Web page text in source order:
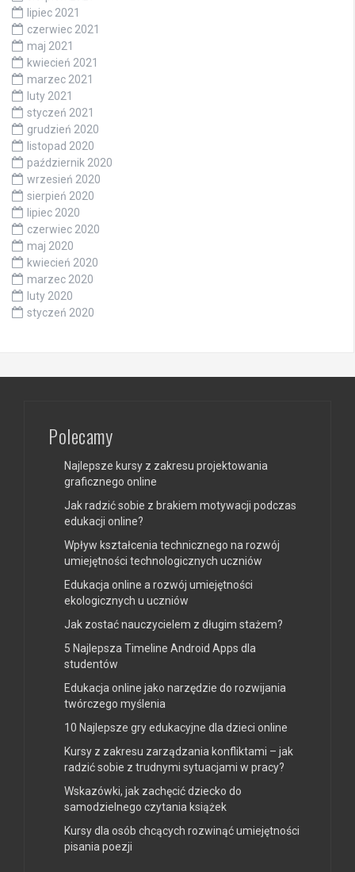
lipiec 2021
czerwiec 2021
maj 2021
kwiecień 2021
marzec 2021
luty 2021
styczeń 2021
grudzień 2020
listopad 2020
październik 2020
wrzesień 2020
sierpień 2020
lipiec 2020
czerwiec 2020
maj 2020
kwiecień 2020
marzec 2020
luty 2020
styczeń 2020
Polecamy
Najlepsze kursy z zakresu projektowania
graficznego online
Jak radzić sobie z brakiem motywacji podczas
edukacji online?
Wpływ kształcenia technicznego na rozwój
umiejętności technologicznych uczniów
Edukacja online a rozwój umiejętności
ekologicznych u uczniów
Jak zostać nauczycielem z długim stażem?
5 Najlepsza Timeline Android Apps dla
studentów
Edukacja online jako narzędzie do rozwijania
twórczego myślenia
10 Najlepsze gry edukacyjne dla dzieci online
Kursy z zakresu zarządzania konfliktami – jak
radzić sobie z trudnymi sytuacjami w pracy?
Wskazówki, jak zachęcić dziecko do
samodzielnego czytania książek
Kursy dla osób chcących rozwinąć umiejętności
pisania poezji